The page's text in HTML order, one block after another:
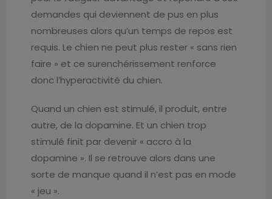
demandes qui deviennent de pus en plus
nombreuses alors qu’un temps de repos est
requis. Le chien ne peut plus rester « sans rien
faire » et ce surenchérissement renforce
donc l’hyperactivité du chien.
Quand un chien est stimulé, il produit, entre
autre, de la dopamine. Et un chien trop
stimulé finit par devenir « accro à la
dopamine ». Il se retrouve alors dans une
sorte de manque quand il n’est pas en mode
« jeu ».